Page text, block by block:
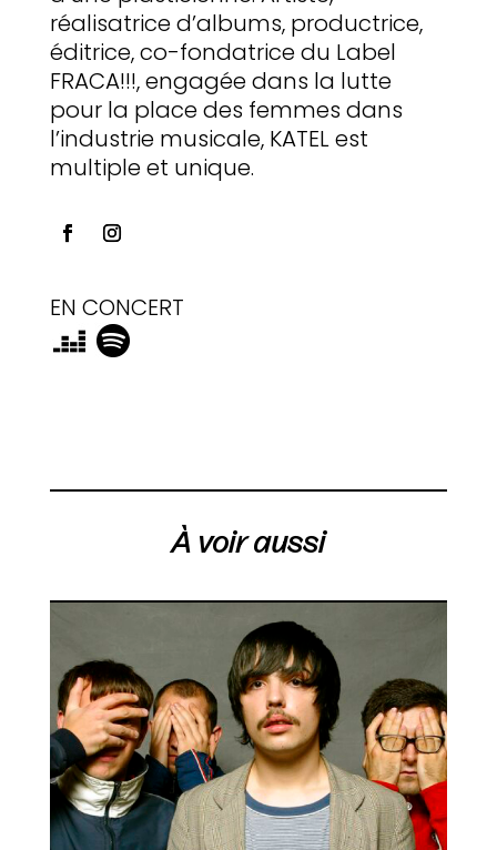
réalisatrice d’albums, productrice,
éditrice, co-fondatrice du Label
FRACA!!!, engagée dans la lutte
pour la place des femmes dans
l’industrie musicale, KATEL est
multiple et unique.
EN CONCERT
À voir aussi